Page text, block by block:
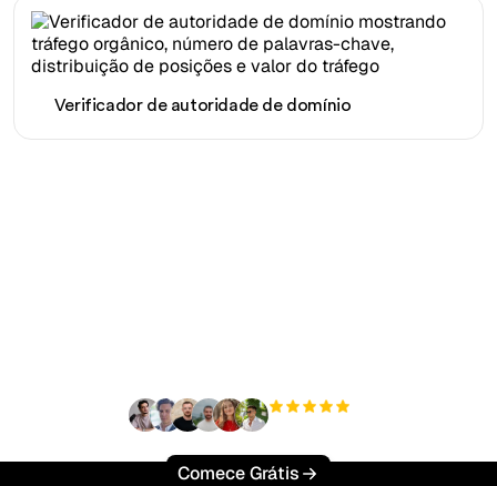
Verificador de autoridade de domínio
Comece Grátis